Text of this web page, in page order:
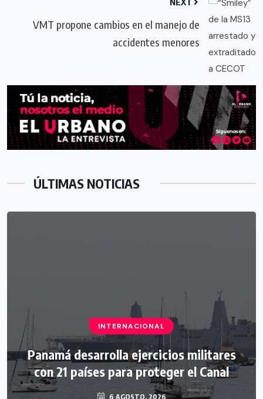
VMT propone cambios en el manejo de
accidentes menores
ÚLTIMAS NOTICIAS
INTERNACIONAL
Panamá desarrolla ejercicios militares
con 21 países para proteger el Canal